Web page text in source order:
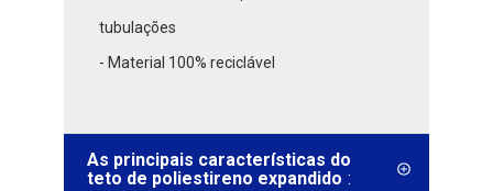
tubulações
- Material 100% reciclável
As principais características do
teto de poliestireno expandido :